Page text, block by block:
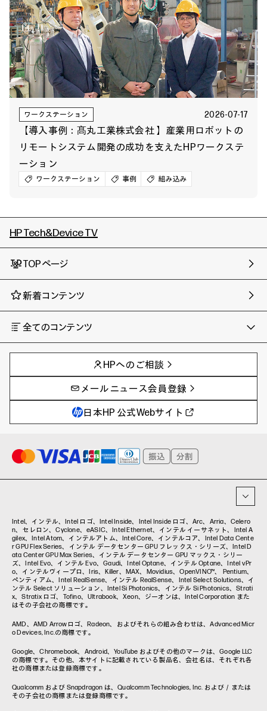
ワークステーション 2026-07-17
【導入事例：髙丸工業株式会社 】産業用ロボットの
リモートシステム開発の成功を支えたHPワークステ
ーション
ワークステーション 事例 組み込み
HP Tech&Device TV
TOPページ
新着コンテンツ
全てのコンテンツ
AIの進化と活用事例
製品トレンド & レビュー
サイバーセキュリティ
教育とテクノロジー
ハイブリッドワーク
プリンター
事例
イベントレポート
AI PC
AIワークステーション
Poly
WXP（DEXツール）
タグ一覧
HPへのご相談
メールニュース会員登録
日本HP 公式Webサイト
Intel、インテル、Intel ロゴ、Intel Inside、Intel Inside ロゴ、Arc、Arria、Celero
n、セレロン、Cyclone、eASIC、Intel Ethernet、インテル イーサネット、Intel A
gilex、Intel Atom、インテルアトム、Intel Core、インテルコア、Intel Data Cente
r GPU Flex Series、インテル データセンター GPU フレックス・シリーズ、Intel D
ata Center GPU Max Series、インテル データセンター GPU マックス・シリー
ズ、Intel Evo、インテル Evo、Gaudi、Intel Optane、インテル Optane、Intel vPr
o、インテルヴィープロ、Iris、Killer、MAX、Movidius、OpenVINO™、 Pentium、
ペンティアム、Intel RealSense、インテル RealSense、Intel Select Solutions、イ
ンテル Select ソリューション、Intel Si Photonics、インテル Si Photonics、Strati
x、Stratix ロゴ、Tofino、Ultrabook、Xeon、ジーオンは、Intel Corporation また
はその子会社の商標です。
AMD、AMD Arrowロゴ、Radeon、およびそれらの組み合わせは、Advanced Micr
o Devices, Inc.の商標です。
Google、Chromebook、Android、YouTube およびその他のマークは、Google LLC
の商標です。その他、本サイトに記載されている製品名、会社名は、それぞれ各
社の商標または登録商標です。
Qualcomm および Snapdragon は、Qualcomm Technologies, Inc. および／または
その子会社の商標または登録商標です。